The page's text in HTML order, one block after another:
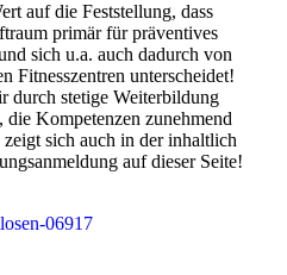
auf die Feststellung, dass
primär für präventives
sich u.a. auch dadurch von
Fitnesszentren unterscheidet!
durch stetige Weiterbildung
die Kompetenzen zunehmend
sich auch in der inhaltlich
auf dieser Seite!